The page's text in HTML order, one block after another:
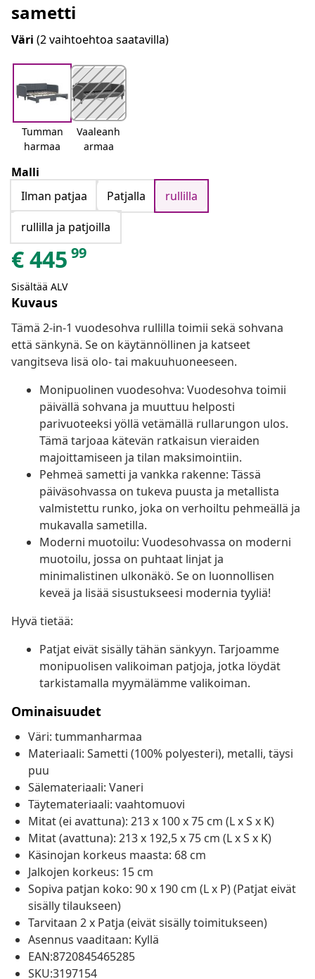
sametti
Väri (2 vaihtoehtoa saatavilla)
Tumman
harmaa
Vaaleanh
armaa
Malli
Ilman patjaa
Patjalla
rullilla
rullilla ja patjoilla
€445 99
Sisältää ALV
Kuvaus
Tämä 2-in-1 vuodesohva rullilla toimii sekä sohvana
että sänkynä. Se on käytännöllinen ja katseet
vangitseva lisä olo- tai makuuhuoneeseen.
Monipuolinen vuodesohva: Vuodesohva toimii
päivällä sohvana ja muuttuu helposti
parivuoteeksi yöllä vetämällä rullarungon ulos.
Tämä tarjoaa kätevän ratkaisun vieraiden
majoittamiseen ja tilan maksimointiin.
Pehmeä sametti ja vankka rakenne: Tässä
päiväsohvassa on tukeva puusta ja metallista
valmistettu runko, joka on verhoiltu pehmeällä ja
mukavalla sametilla.
Moderni muotoilu: Vuodesohvassa on moderni
muotoilu, jossa on puhtaat linjat ja
minimalistinen ulkonäkö. Se on luonnollisen
keveä ja lisää sisustukseesi modernia tyyliä!
Hyvä tietää:
Patjat eivät sisälly tähän sänkyyn. Tarjoamme
monipuolisen valikoiman patjoja, jotka löydät
tarkistamalla myymälämme valikoiman.
Ominaisuudet
Väri: tummanharmaa
Materiaali: Sametti (100% polyesteri), metalli, täysi
puu
Sälemateriaali: Vaneri
Täytemateriaali: vaahtomuovi
Mitat (ei avattuna): 213 x 100 x 75 cm (L x S x K)
Mitat (avattuna): 213 x 192,5 x 75 cm (L x S x K)
Käsinojan korkeus maasta: 68 cm
Jalkojen korkeus: 15 cm
Sopiva patjan koko: 90 x 190 cm (L x P) (Patjat eivät
sisälly tilaukseen)
Tarvitaan 2 x Patja (eivät sisälly toimitukseen)
Asennus vaaditaan: Kyllä
EAN:8720845465285
SKU:3197154